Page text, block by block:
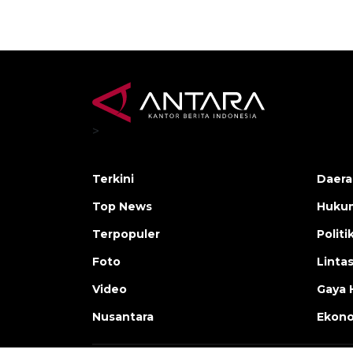
>
Terkini
Top News
Terpopuler
Foto
Video
Nusantara
Gaya